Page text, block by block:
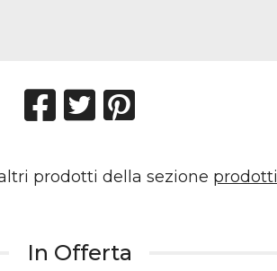
prodotti della sezione prodotti
In Offerta